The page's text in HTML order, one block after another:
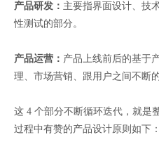
产品研发： 主要指界面设计、技
性测试的部分。
产品运营： 产品上线前后的基于
理、市场营销、跟用户之间不断
这 4 个部分不断循环迭代，就是
过程中有赞的产品设计原则如下：